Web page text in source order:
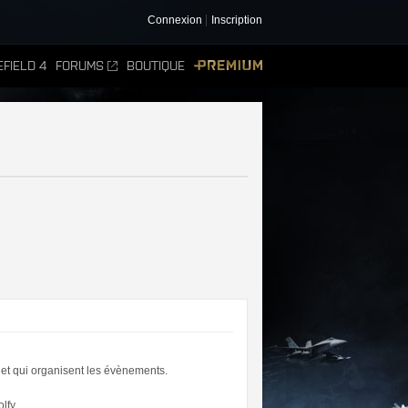
Connexion Inscription
4 FORUMS BOUTIQUE
qui organisent les évènements.